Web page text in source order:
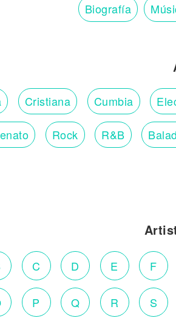
Biografía
Cristiana Cumbia
Rock R&B
C D E F
P Q R S